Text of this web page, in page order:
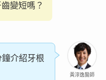
變短嗎？
黃淳逸醫師
介紹牙根